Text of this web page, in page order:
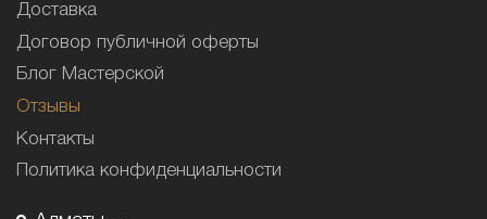
Доставка
Договор публичной оферты
Блог Мастерской
Отзывы
Контакты
Политика конфиденциальности